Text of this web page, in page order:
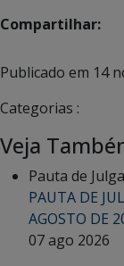
Compartilhar:
Publicado em 14
Categorias :
Veja
Pauta de
PAUTA DE
AGOSTO DE
07 ago 2026